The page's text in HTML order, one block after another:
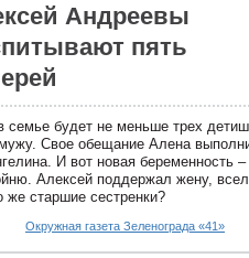
Андреевы
пять
семье будет не меньше трех
Свое обещание Алена
И вот новая беременность
Алексей поддержал жену,
же старшие сестренки?
Окружная газета Зеленограда «41»